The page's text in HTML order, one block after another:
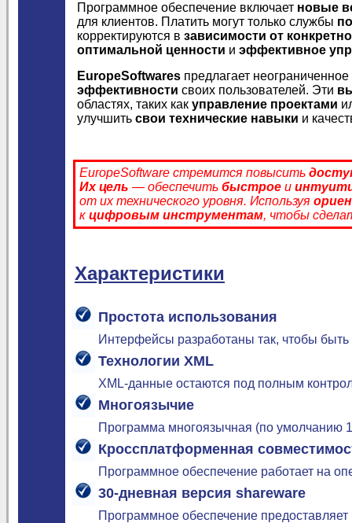
Программное обеспечение включает новые
для клиентов. Платить могут только службы
корректируются в зависимости от
оптимальной ценности и эффективное
EuropeSoftwares предлагает неограниченное
эффективности своих пользователей. Эти
областях, таких как управление проектами
улучшить свои технические навыки и
EuropeSoftware стремится повысить
Их цель — обеспечить быстрое и
от их технического уровня. Используя
к цифровым инструментам, чтобы
Характеристики
Простота использования
Интерфейсы разработаны так, чтобы
Технологии XML
XML-данные остаются под полным
Многоязычие
Программа многоязычная (по умолчанию
Кроссплатформенная
Программное обеспечение работает на
30-дневная версия shareware
Программное обеспечение